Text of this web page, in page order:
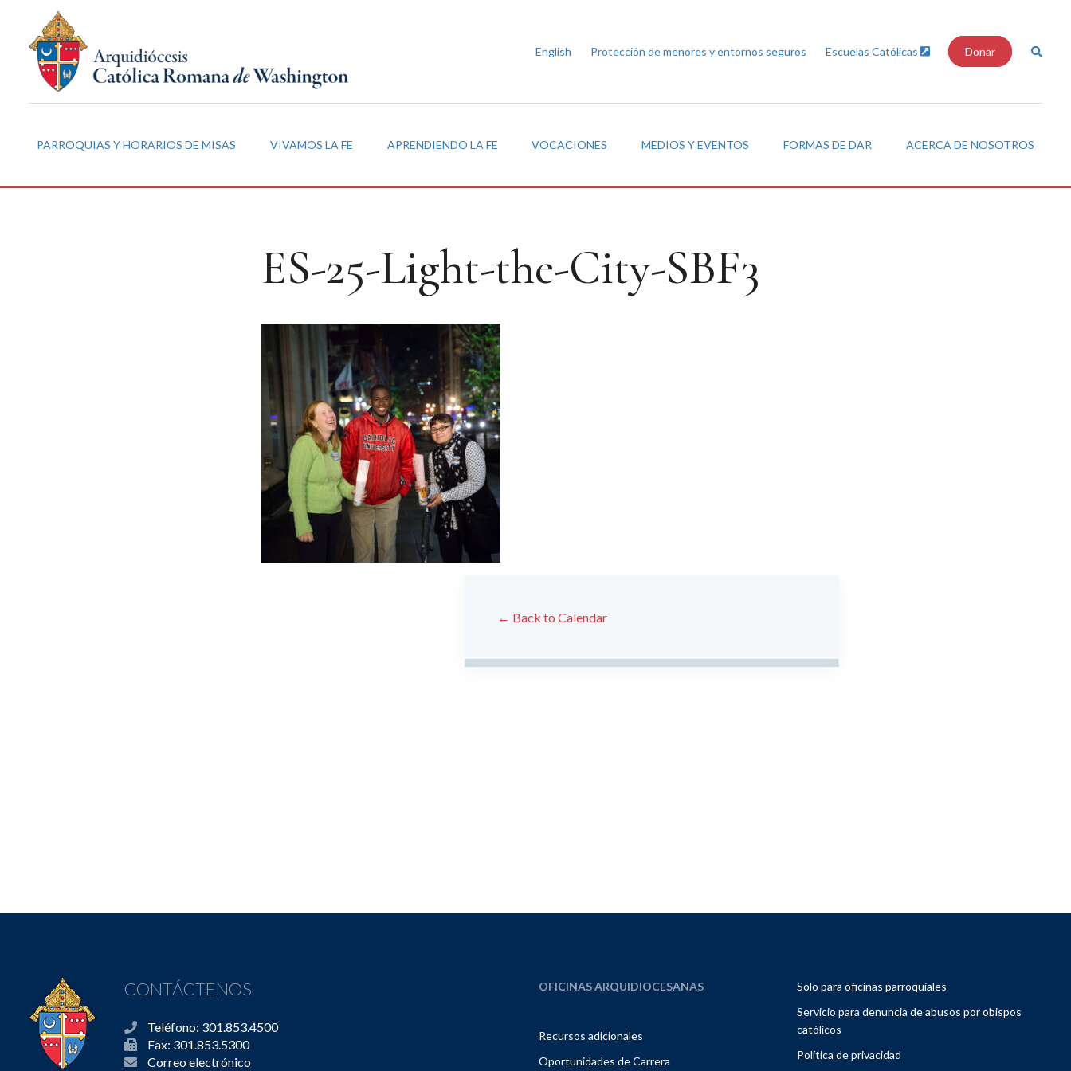
English Protección de menores y entornos seguros Escuelas Católicas Donar
PARROQUIAS Y HORARIOS DE MISAS VIVAMOS LA FE APRENDIENDO LA FE VOCACIONES MEDIOS Y EVENTOS FORMAS DE DAR ACERCA DE NOSOTROS
ES-25-Light-the-City-SBF3
← Back to Calendar
CONTÁCTENOS
Teléfono: 301.853.4500
Fax: 301.853.5300
Correo electrónico
OFICINAS ARQUIDIOCESANAS
Recursos adicionales
Oportunidades de Carrera
Solo para oficinas parroquiales
Servicio para denuncia de abusos por obispos
católicos
Política de privacidad